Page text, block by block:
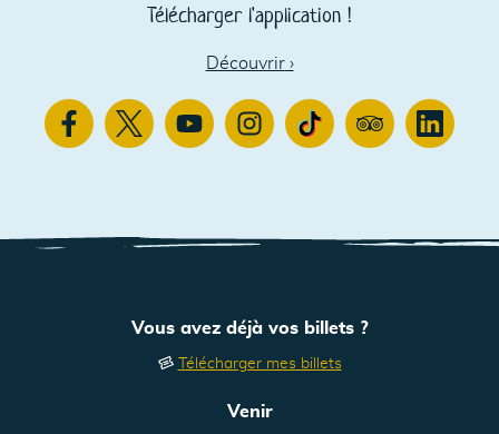
Télécharger l'application !
Découvrir›
FacebookTwitterYoutubeInstagram
TikTok TripAdvisorLinkedin
Venir
Vous avez déjà vos billets ?
Télécharger mes billets